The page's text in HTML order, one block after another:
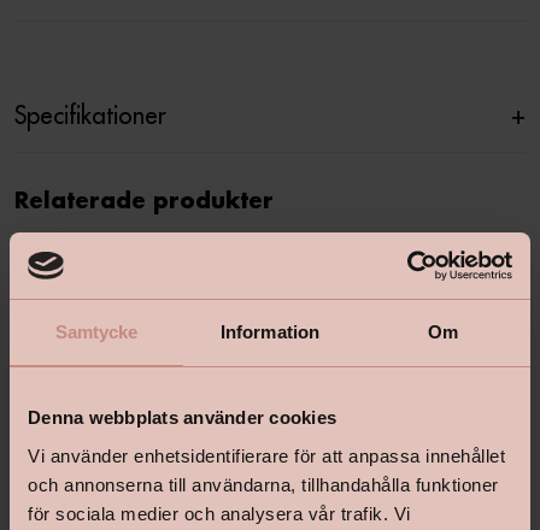
Samtycke Information Om
Denna webbplats använder cookies
Vi använder enhetsidentifierare för att anpassa innehållet
och annonserna till användarna, tillhandahålla funktioner
för sociala medier och analysera vår trafik. Vi
Specifikationer +
Relaterade produkter